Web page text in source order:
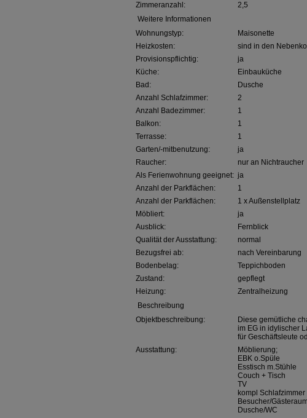
Zimmeranzahl:
2,5
Weitere Informationen
Wohnungstyp:
Maisonette
Heizkosten:
sind in den
Provisionspflichtig:
ja
Küche:
Einbauküche
Bad:
Dusche
Anzahl Schlafzimmer:
2
Anzahl Badezimmer:
1
Balkon:
1
Terrasse:
1
Garten/-mitbenutzung:
ja
Raucher:
nur an Nichtraucher
Als Ferienwohnung geeignet: ja
Anzahl der Parkflächen:
1
Anzahl der Parkflächen:
1 x Außenstellplatz
Möbliert:
ja
Ausblick:
Fernblick
Qualität der Ausstattung:
normal
Bezugsfrei ab:
nach Vereinbarung
Bodenbelag:
Teppichboden
Zustand:
gepflegt
Heizung:
Zentralheizung
Beschreibung
Objektbeschreibung:
Diese gemütliche
im EG in idylischer
für Geschäftsleute
Ausstattung:
Möblierung;
EBK o.Spüle
Esstisch m.Stühle
Couch + Tisch
TV
kompl Schlafzimmer
Besucher/
Dusche/WC